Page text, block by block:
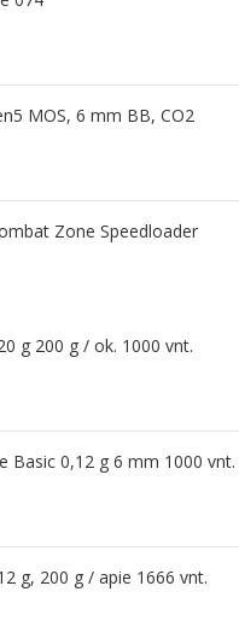
MOS, 6 mm BB, CO2
Zone Speedloader
g 200 g / ok. 1000 vnt.
Basic 0,12 g 6 mm 1000 vnt.
g, 200 g / apie 1666 vnt.